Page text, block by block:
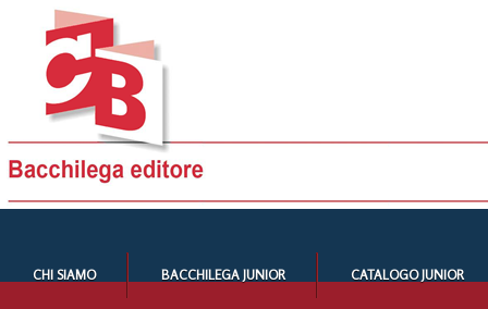
CHI SIAMO BACCHILEGA JUNIOR CATALOGO JUNIOR